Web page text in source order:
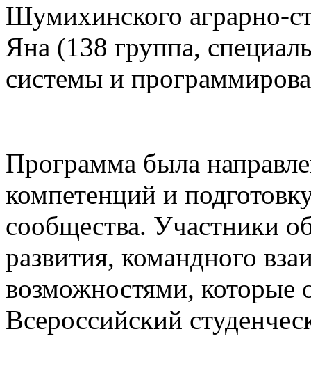
Шумихинского аграрно-
Яна (138 группа,
системы и
Программа была
компетенций и
сообщества. Участники
развития, командного
возможностями, которые
Всероссийский